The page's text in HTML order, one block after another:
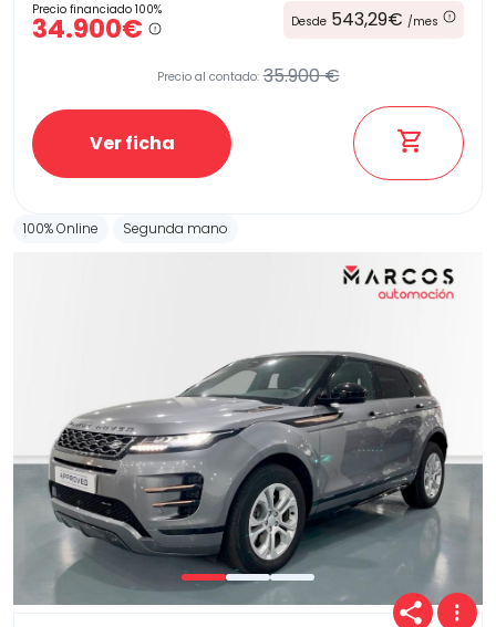
Etiqueta medioambiental
Potencia
Carrocería
Precio financiado 100%
34.900€ Desde 543,29€ /mes
Precio al contado: 35.900 €
Ver ficha
100% Online Segunda mano